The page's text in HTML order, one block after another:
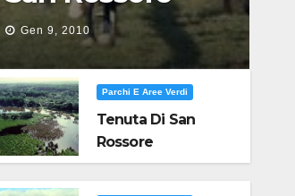
Massaciuccoli
Gen 9, 2010
Parchi E Aree Verdi
Tenuta Di San
Rossore